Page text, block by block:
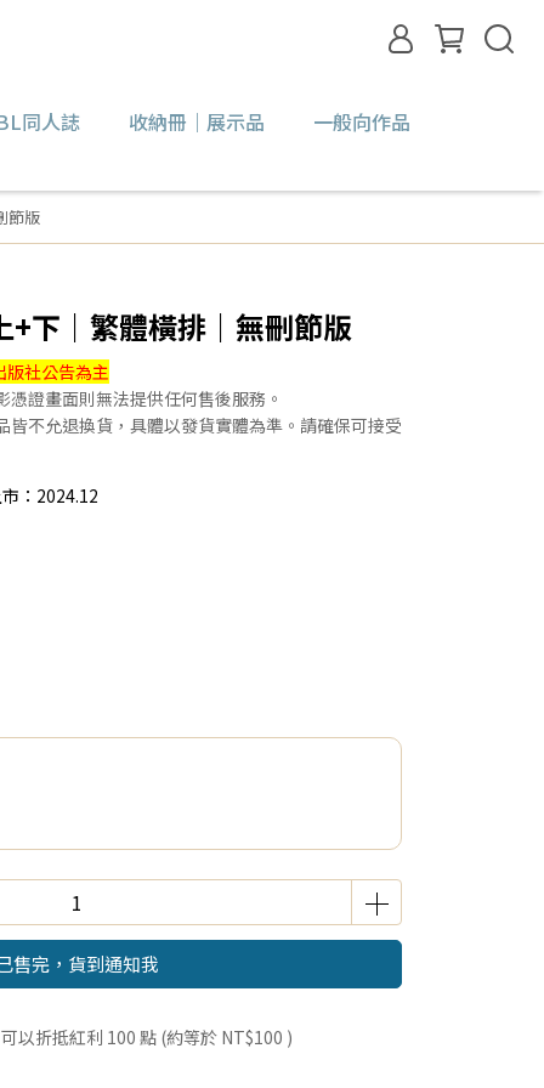
同人誌 收納冊｜展示品 一般向作品
節版
+下｜繁體橫排｜無刪節版
版社公告為主
證畫面則無法提供任何售後服務。
皆不允退換貨，具體以發貨實體為準。請確保可接受
：2024.12
售完，貨到通知我
以折抵紅利 100 點 (約等於 NT$100 )